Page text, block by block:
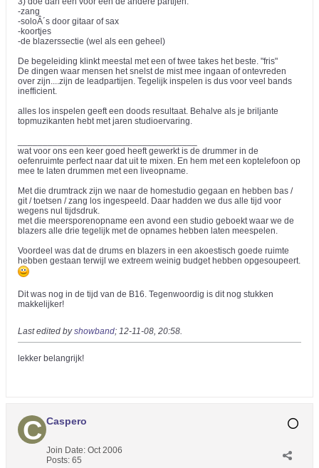
-zang
-soloÂ´s door gitaar of sax
-koortjes
-de blazerssectie (wel als een geheel)
De begeleiding klinkt meestal met een of twee takes het beste. "fris"
De dingen waar mensen het snelst de mist mee ingaan of ontevreden
over zijn....zijn de leadpartijen. Tegelijk inspelen is dus voor veel bands
inefficient.
alles los inspelen geeft een doods resultaat. Behalve als je briljante
topmuzikanten hebt met jaren studioervaring.
wat voor ons een keer goed heeft gewerkt is de drummer in de
oefenruimte perfect naar dat uit te mixen. En hem met een koptelefoon op
mee te laten drummen met een liveopname.
Met die drumtrack zijn we naar de homestudio gegaan en hebben bas /
git / toetsen / zang los ingespeeld. Daar hadden we dus alle tijd voor
wegens nul tijdsdruk.
met die meersporenopname een avond een studio geboekt waar we de
blazers alle drie tegelijk met de opnames hebben laten meespelen.
Voordeel was dat de drums en blazers in een akoestisch goede ruimte
hebben gestaan terwijl we extreem weinig budget hebben opgesoupeert.
Dit was nog in de tijd van de B16. Tegenwoordig is dit nog stukken
makkelijker!
Last edited byshowband; 12-11-08, 20:58.
lekker belangrijk!
Caspero
Join Date: Oct 2006
Posts: 65